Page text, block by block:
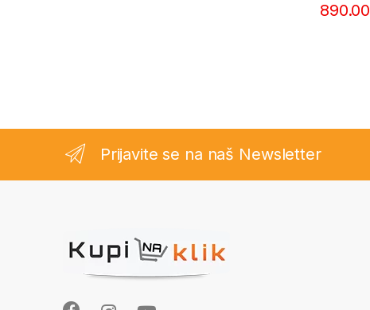
890.00
Prijavite se na naš Newsletter